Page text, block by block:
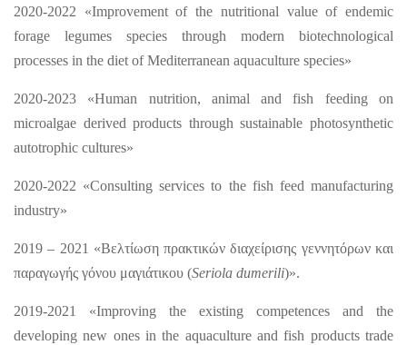
2020-2022 «Improvement of the nutritional value of endemic
forage legumes species through modern biotechnological
processes in the diet of Mediterranean aquaculture species»
2020-2023 «Human nutrition, animal and fish feeding on
microalgae derived products through sustainable photosynthetic
autotrophic cultures»
2020-2022 «Consulting services to the fish feed manufacturing
industry»
2019 – 2021 «Βελτίωση πρακτικών διαχείρισης γεννητόρων και
παραγωγής γόνου μαγιάτικου (Seriola dumerili)».
2019-2021 «Improving the existing competences and the
developing new ones in the aquaculture and fish products trade